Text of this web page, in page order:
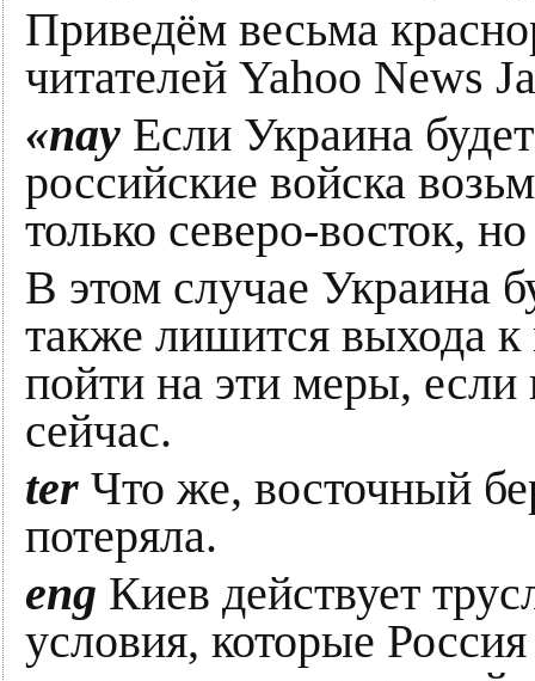
Приведём весьма
читателей Yahoo News
«nay Если Украина
российские войска
только северо-восток,
В этом случае Украина
также лишится выхода
пойти на эти меры, если
сейчас.
ter Что же, восточный
потеряла.
еng Киев действует
условия, которые